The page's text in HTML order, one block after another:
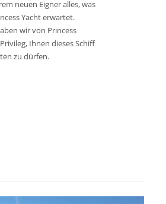
neuen Eigner alles, was
Yacht erwartet.
wir von Princess
Ihnen dieses Schiff
zu dürfen.